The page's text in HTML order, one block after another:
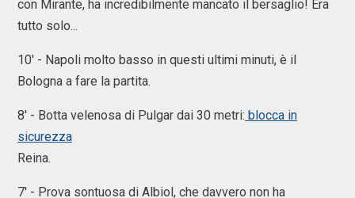
con Mirante, ha incredibilmente mancato il bersaglio! Era
tutto solo...
10' - Napoli molto basso in questi ultimi minuti, è il
Bologna a fare la partita.
8' - Botta velenosa di Pulgar dai 30 metri: blocca in
sicurezza
Reina.
7' - Prova sontuosa di Albiol, che davvero non ha